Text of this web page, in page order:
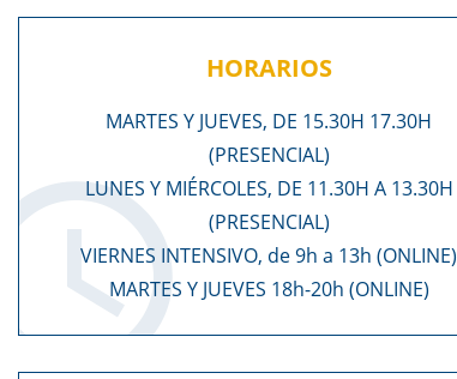
HORARIOS
MARTES Y JUEVES, DE 15.30H 17.30H
(PRESENCIAL)
LUNES Y MIÉRCOLES, DE 11.30H A 13.30H
(PRESENCIAL)
VIERNES INTENSIVO, de 9h a 13h (ONLINE)
MARTES Y JUEVES 18h-20h (ONLINE)